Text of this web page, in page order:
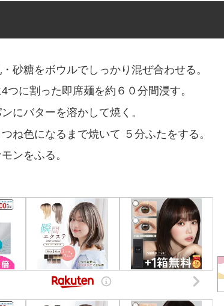
砂糖をボウルでしっかり混ぜ合わせる。
4つに割った即席麺を約６０分間浸す。
にバターを溶かして焼く。
ね色になるまで焼いて ５分ふたをする。
ンをふる。